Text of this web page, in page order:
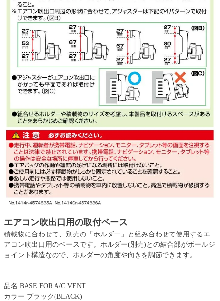
エアコン吹出口用の取付ベース
積載物に合わせて、別売の「ホルダー」と組み合わせて使用するエ
アコン吹出口用のベースです。ホルダー(別売)との結合部がボールジ
ョイント構造なので、ホルダーの角度や向きを調節できます。
品名 BASE FOR A/C VENT
カラー ブラック(BLACK)